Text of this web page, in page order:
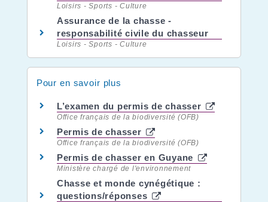
Loisirs - Sports - Culture
Assurance de la chasse -
responsabilité civile du chasseur
Loisirs - Sports - Culture
Pour en savoir plus
L’examen du permis de chasser
Office français de la biodiversité (OFB)
Permis de chasser
Office français de la biodiversité (OFB)
Permis de chasser en Guyane
Ministère chargé de l'environnement
Chasse et monde cynégétique :
questions/réponses